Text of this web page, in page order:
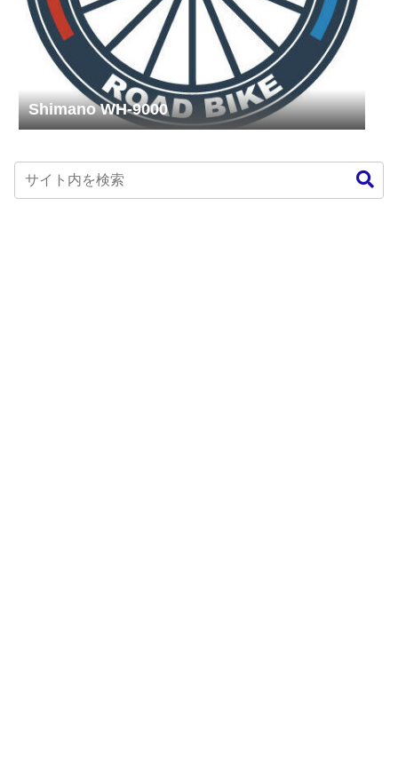
Shimano WH-9000